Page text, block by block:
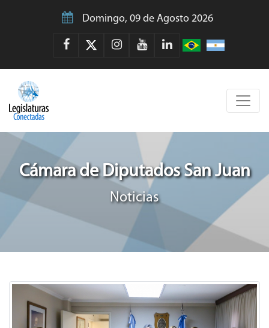
Domingo, 09 de Agosto 2026
Cámara de Diputados San Juan
Noticias